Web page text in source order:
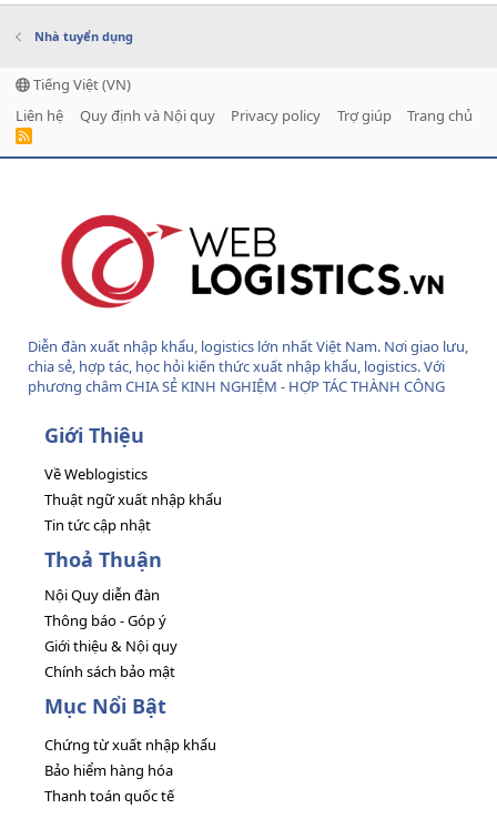
Nhà tuyển dụng
Tiếng Việt (VN)
Liên hệ
Quy định và Nội quy Privacy policy Trợ giúp Trang chủ
R
Diễn đàn xuất nhập khẩu, logistics lớn nhất Việt Nam. Nơi giao lưu,
chia sẻ, hợp tác, học hỏi kiến thức xuất nhập khẩu, logistics. Với
phương châm CHIA SẺ KINH NGHIỆM - HỢP TÁC THÀNH CÔNG
Giới Thiệu
Về Weblogistics
Thuật ngữ xuất nhập khẩu
Tin tức cập nhật
Thoả Thuận
Nội Quy diễn đàn
Thông báo - Góp ý
Giới thiệu & Nội quy
Chính sách bảo mật
Mục Nổi Bật
Chứng từ xuất nhập khẩu
Bảo hiểm hàng hóa
Thanh toán quốc tế